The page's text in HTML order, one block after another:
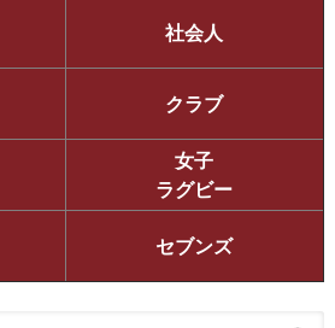
社会人
クラブ
女子
ラグビー
セブンズ